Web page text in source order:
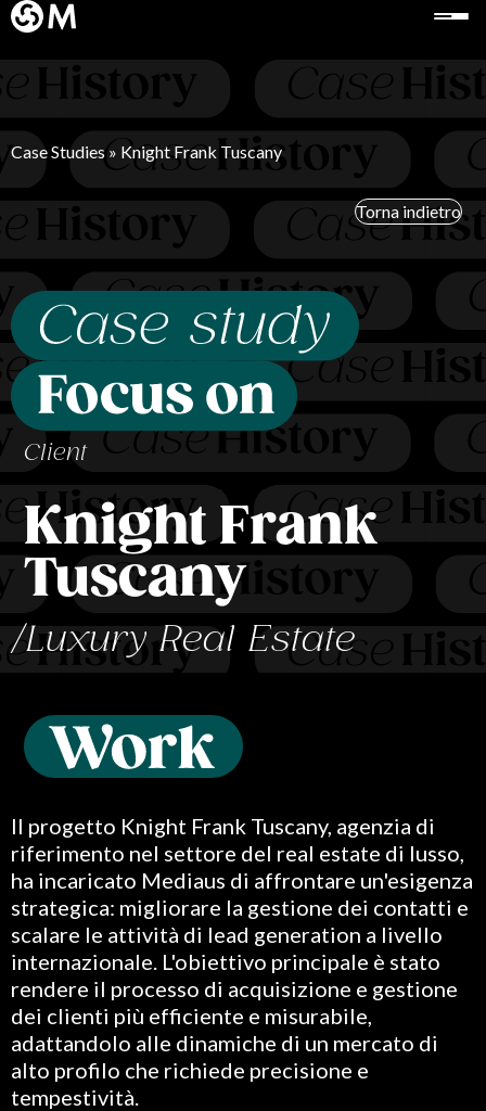
Case Studies » Knight Frank Tuscany
Torna indietro
Knight Frank
Tuscany
Client
/Luxury Real Estate
Il progetto Knight Frank Tuscany, agenzia di
riferimento nel settore del real estate di lusso,
ha incaricato Mediaus di affrontare un'esigenza
strategica: migliorare la gestione dei contatti e
scalare le attività di lead generation a livello
internazionale. L'obiettivo principale è stato
rendere il processo di acquisizione e gestione
dei clienti più efficiente e misurabile,
adattandolo alle dinamiche di un mercato di
alto profilo che richiede precisione e
tempestività.